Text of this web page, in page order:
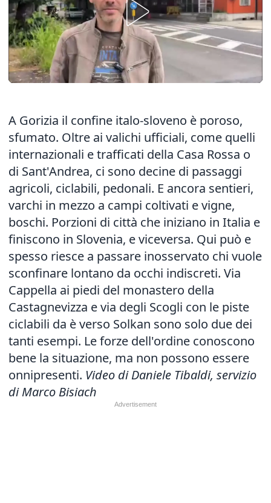
A Gorizia il confine italo-sloveno è poroso,
sfumato. Oltre ai valichi ufficiali, come quelli
internazionali e trafficati della Casa Rossa o
di Sant'Andrea, ci sono decine di passaggi
agricoli, ciclabili, pedonali. E ancora sentieri,
varchi in mezzo a campi coltivati e vigne,
boschi. Porzioni di città che iniziano in Italia e
finiscono in Slovenia, e viceversa. Qui può e
spesso riesce a passare inosservato chi vuole
sconfinare lontano da occhi indiscreti. Via
Cappella ai piedi del monastero della
Castagnevizza e via degli Scogli con le piste
ciclabili da è verso Solkan sono solo due dei
tanti esempi. Le forze dell'ordine conoscono
bene la situazione, ma non possono essere
onnipresenti. Video di Daniele Tibaldi, servizio
di Marco Bisiach